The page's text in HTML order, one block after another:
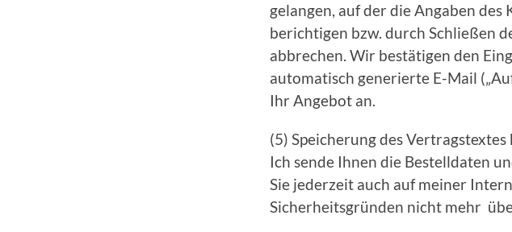
gelangen, auf der die Angaben
berichtigen bzw. durch Schließen
abbrechen. Wir bestätigen den
automatisch generierte E-Mail
Ihr Angebot an.
(5) Speicherung des
Ich sende Ihnen die Bestelldaten
Sie jederzeit auch auf meiner
Sicherheitsgründen nicht mehr